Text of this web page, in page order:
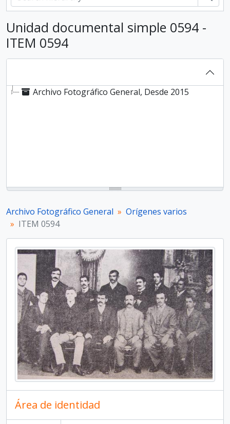
Unidad documental simple 0594 -
ITEM 0594
Archivo Fotográfico General, Desde 2015
Archivo Fotográfico General
Orígenes varios
ITEM 0594
Área de identidad